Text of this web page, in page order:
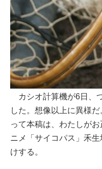
カシオ計算機が6日、
した。想像以上に異様
って本稿は、わたしが
ニメ「サイコパス」禾
けする。